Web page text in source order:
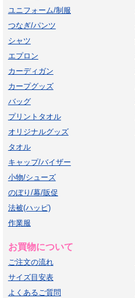
ユニフォーム/制服
つなぎ/パンツ
シャツ
エプロン
カーディガン
カープグッズ
バッグ
プリントタオル
オリジナルグッズ
タオル
キャップ/バイザー
小物/シューズ
のぼり/幕/販促
法被(ハッピ)
作業服
お買物について
ご注文の流れ
サイズ目安表
よくあるご質問